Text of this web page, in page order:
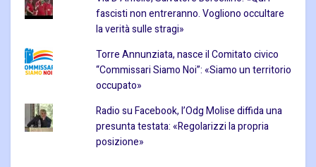
fascisti non entreranno. Vogliono occultare
la verità sulle stragi»
Torre Annunziata, nasce il Comitato civico
“Commissari Siamo Noi”: «Siamo un territorio
occupato»
Radio su Facebook, l’Odg Molise diffida una
presunta testata: «Regolarizzi la propria
posizione»